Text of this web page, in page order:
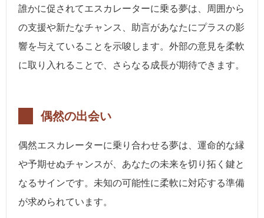
誰かに促されてエスカレーターに乗る夢は、周囲から
の支援や新たなチャンス、助言があなたにプラスの影
響を与えていることを示唆します。外部の意見を柔軟
に取り入れることで、さらなる成長が期待できます。
偶然の出会い
偶然エスカレーターに乗り合わせる夢は、運命的な縁
や予期せぬチャンスが、あなたの未来を切り拓く鍵と
なるサインです。未知の可能性に柔軟に対応する準備
が求められています。